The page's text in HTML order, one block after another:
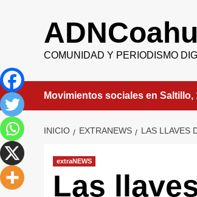
COMUNIDAD Y PERIODISMO
Movimientos sociales en
INICIO EXTRANEWS LAS LLAVES
extraNEWS
Las